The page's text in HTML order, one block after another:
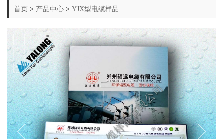
首页 > 产品中心 > YJX型电缆样品